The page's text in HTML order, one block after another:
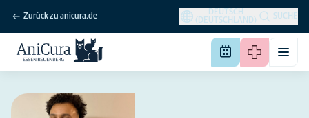
Zurück zu anicura.de
DEUTSCH
(DEUTSCHLAND)
SUCHE